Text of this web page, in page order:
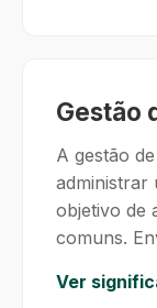
Gestão
A gestão
administrar
objetivo de
comuns.
Ver